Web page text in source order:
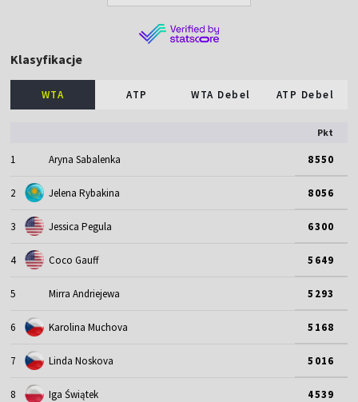
Klasyfikacje
WTA ATP WTA Debel ATP Debel
Pkt
1 Aryna Sabalenka 8550
2 Jelena Rybakina 8056
3 Jessica Pegula 6300
4 Coco Gauff 5649
5 Mirra Andriejewa 5293
6 Karolina Muchova 5168
7 Linda Noskova 5016
8 Iga Świątek 4539